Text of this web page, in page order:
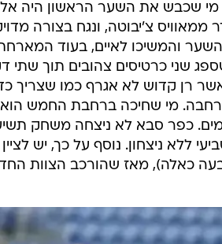
מי שכבש את השער הראשון היה
ממאוויס צ'יבוטה, ונגח בצורה
השער והמשיכו לאיים, בעוד
שספג שני כרטיסים צהובים תוך
המספרי בדקה ה-77, כאשר רן קדוש לא אגרף
מי שחיכה ברחבת החמש הוא
כפר סבא לא ניצחה משחק
ללא ניצחון. נוסף על כך, יש